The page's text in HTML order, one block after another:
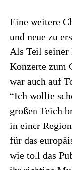
Eine weitere
und neue zu
Als Teil seiner
Konzerte zum
war auch auf
“Ich wollte
großen Teich
in einer
für das
wie toll das